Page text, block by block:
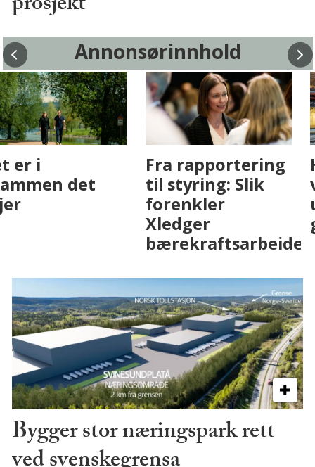
Annonsørinnhold
Fenistra endrer
eiendomsbransjen
med AI. Slik ser vi
Det er i
Drammen det
skjer
Bygger stor næringspark rett